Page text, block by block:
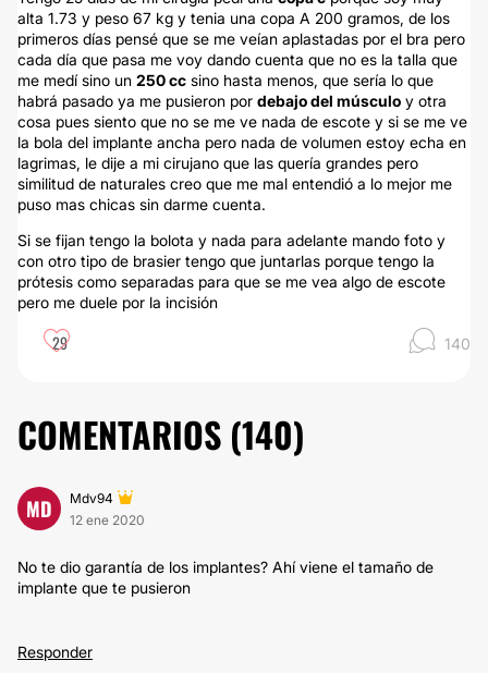
alta 1.73 y peso 67 kg y tenia una copa A 200 gramos, de los
primeros días pensé que se me veían aplastadas por el bra pero
cada día que pasa me voy dando cuenta que no es la talla que
me medí sino un 250 cc sino hasta menos, que sería lo que
habrá pasado ya me pusieron por debajo del músculo y otra
cosa pues siento que no se me ve nada de escote y si se me ve
la bola del implante ancha pero nada de volumen estoy echa en
lagrimas, le dije a mi cirujano que las quería grandes pero
similitud de naturales creo que me mal entendió a lo mejor me
puso mas chicas sin darme cuenta.
Si se fijan tengo la bolota y nada para adelante mando foto y
con otro tipo de brasier tengo que juntarlas porque tengo la
prótesis como separadas para que se me vea algo de escote
pero me duele por la incisión
29 140
COMENTARIOS (140)
MD
Mdv94
12 ene 2020
No te dio garantía de los implantes? Ahí viene el tamaño de
implante que te pusieron
Responder